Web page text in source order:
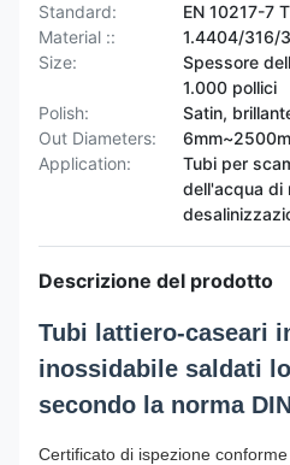
Standard:
EN 10217-7
Material ::
1.4404/316/
Size:
Spessore
1.000 pollici
Polish:
Satin,
Out Diameters:
Application:
Tubi per
dell'acqua di
Descrizione del prodotto
Tubi lattiero-caseari
inossidabile saldati
secondo la norma
Certificato di ispezione